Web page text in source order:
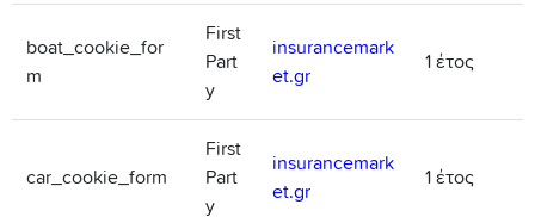
boat_cookie_for
m
First
Part
y
insurancemark
et.gr
1 έτος
car_cookie_form
First
Part
y
insurancemark
et.gr
1 έτος